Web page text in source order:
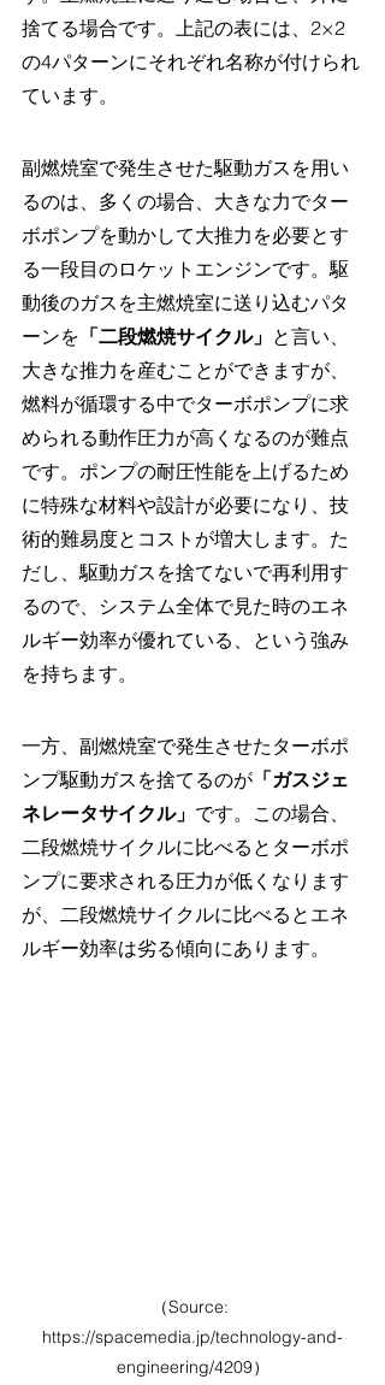
捨てる場合です。上記の表には、2×2
の4パターンにそれぞれ名称が付けられ
ています。
副燃焼室で発生させた駆動ガスを用い
るのは、多くの場合、大きな力でター
ボポンプを動かして大推力を必要とす
る一段目のロケットエンジンです。駆
動後のガスを主燃焼室に送り込むパタ
ーンを 「二段燃焼サイクル」 と言い、
大きな推力を産むことができますが、
燃料が循環する中でターボポンプに求
められる動作圧力が高くなるのが難点
です。ポンプの耐圧性能を上げるため
に特殊な材料や設計が必要になり、技
術的難易度とコストが増大します。た
だし、駆動ガスを捨てないで再利用す
るので、システム全体で見た時のエネ
ルギー効率が優れている、という強み
を持ちます。
一方、副燃焼室で発生させたターボポ
ンプ駆動ガスを捨てるのが 「ガスジェ
ネレータサイクル」 です。この場合、
二段燃焼サイクルに比べるとターボポ
ンプに要求される圧力が低くなります
が、二段燃焼サイクルに比べるとエネ
ルギー効率は劣る傾向にあります。
（Source:
https://spacemedia.jp/technology-and-
engineering/4209）